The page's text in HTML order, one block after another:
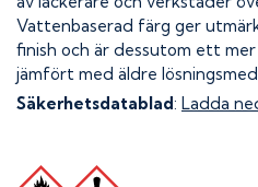
Vattenbaserad färg ger
finish och är dessutom ett
jämfört med äldre
Säkerhetsdatablad: Ladda